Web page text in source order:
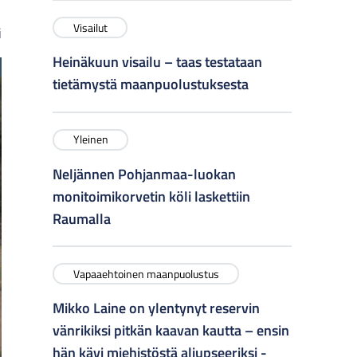
Visailut
Heinäkuun visailu – taas testataan
tietämystä maanpuolustuksesta
Yleinen
Neljännen Pohjanmaa-luokan
monitoimikorvetin köli laskettiin
Raumalla
Vapaaehtoinen maanpuolustus
Mikko Laine on ylentynyt reservin
vänrikiksi pitkän kaavan kautta – ensin
hän kävi miehistöstä aliupseeriksi -